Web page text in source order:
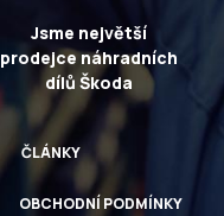
Jsme největší
prodejce náhradních
dílů Škoda
ČLÁNKY
OBCHODNÍ PODMÍNKY